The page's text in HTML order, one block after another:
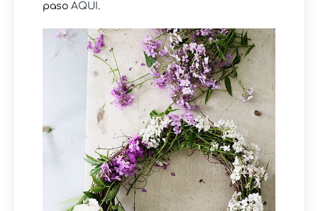
paso AQUI.